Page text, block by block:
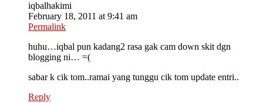
iqbalhakimi
February 18, 2011 at 9:41 am
Permalink
huhu…iqbal pun kadang2 rasa gak cam down skit dgn
blogging ni… =(
sabar k cik tom..ramai yang tunggu cik tom update entri..
Reply